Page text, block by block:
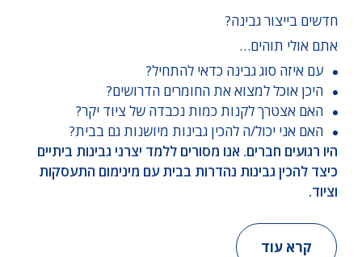
חדשים בייצור גבינה?
אתם אולי תוהים…
עם איזה סוג גבינה כדאי להתחיל?
היכן אוכל למצוא את החומרים הדרושים?
האם אצטרך לקנות כמות נכבדה של ציוד יקר?
האם אני יכול/ה להכין גבינות מיושנות גם בבית?
היו רגועים חברים. אנו מסורים ללמד יצרני גבינות ביתיים
כיצד להכין גבינות נהדרות בבית עם מינימום התעסקות
וציוד.
קרא עוד